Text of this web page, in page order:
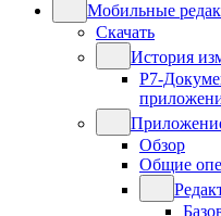
Мобильные
Скачать
История
Р7-
Обзор
Общие